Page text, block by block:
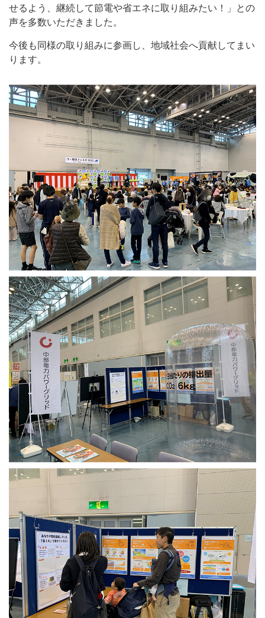
せるよう、継続して節電や省エネに取り組みたい！」との
声を多数いただきました。
今後も同様の取り組みに参画し、地域社会へ貢献してまい
ります。